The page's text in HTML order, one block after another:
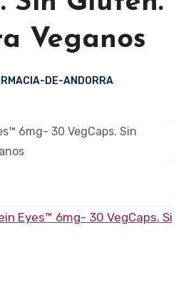
Veganos
DE-ANDORRA